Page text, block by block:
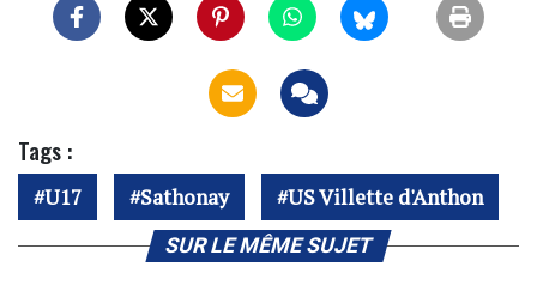
Tags :
U17 Sathonay US Villette d'Anthon
SUR LE MÊME SUJET